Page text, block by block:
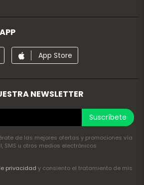
App Store
NEWSLETTER
Suscríbete
de las mejores ofertas y promociones vía
SMS u otros medios electrónicos
privacidad y consiento el tratamiento de mis